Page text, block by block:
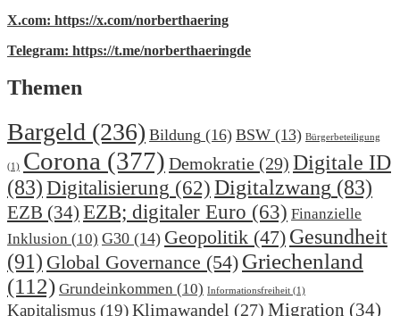
X.com: https://x.com/norberthaering
Telegram: https://t.me/norberthaeringde
Themen
Bargeld (236) Bildung (16) BSW (13) Bürgerbeteiligung
(1) Corona (377) Demokratie (29) Digitale ID
(83) Digitalisierung (62) Digitalzwang (83)
EZB (34) EZB; digitaler Euro (63) Finanzielle
Inklusion (10) G30 (14) Geopolitik (47) Gesundheit
(91) Global Governance (54) Griechenland
(112) Grundeinkommen (10) Informationsfreiheit (1)
Kapitalismus (19)Klimawandel (27) Migration (34)